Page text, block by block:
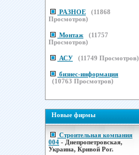
РАЗНОЕ (11868
Просмотров)
Монтаж (11757
Просмотров)
АСУ (11749 Просмотров)
бизнес-информация
(10763 Просмотров)
Новые фирмы
Строительная компания
004 - Днепропетровская,
Украина, Кривой Рог.